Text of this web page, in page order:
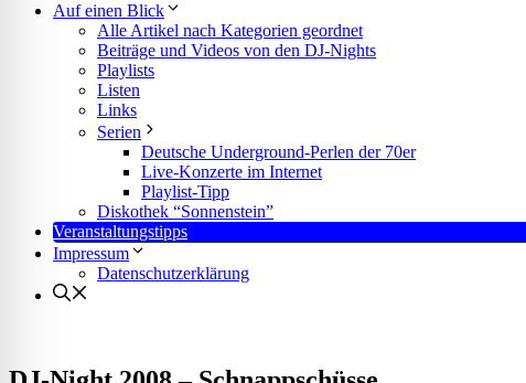
Auf einen Blick
Alle Artikel nach Kategorien geordnet
Beiträge und Videos von den DJ-Nights
Playlists
Listen
Links
Serien
Deutsche Underground-Perlen der 70er
Live-Konzerte im Internet
Playlist-Tipp
Diskothek “Sonnenstein”
Veranstaltungstipps
Impressum
Datenschutzerklärung
Modus
Profil
freundlicher Modus
Modus
sicherer Modus